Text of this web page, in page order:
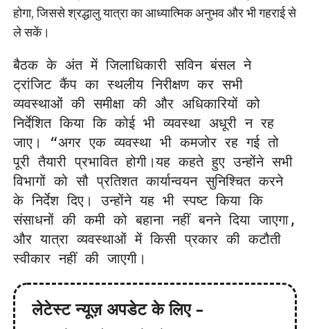
होगा, जिससे श्रद्धालु यात्रा का आध्यात्मिक अनुभव और भी गहराई से
ले सकें।
बैठक के अंत में जिलाधिकारी सविन बंसल ने
ट्रांजिट कैंप का स्थलीय निरीक्षण कर सभी
व्यवस्थाओं की समीक्षा की और अधिकारियों को
निर्देशित किया कि कोई भी व्यवस्था अधूरी न रह
जाए। “अगर एक व्यवस्था भी कमजोर रह गई तो
पूरी तैयारी प्रभावित होगी।यह कहते हुए उन्होंने सभी
विभागों को सौ प्रतिशत कार्यान्वयन सुनिश्चित करने
के निर्देश दिए। उन्होंने यह भी स्पष्ट किया कि
संसाधनों की कमी को बहाना नहीं बनने दिया जाएगा,
और यात्रा व्यवस्थाओं में किसी प्रकार की कटौती
स्वीकार नहीं की जाएगी।
लेटेस्ट न्यूज़ अपडेट के लिए -